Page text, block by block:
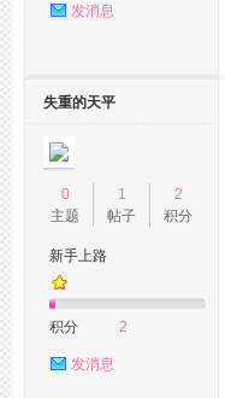
发消息
失重的天平
0
主题
1
帖子
2
积分
新手上路
积分 2
发消息